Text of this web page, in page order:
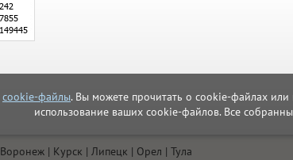
cookie-файлы. Вы можете прочитать о cookie-файлах или
использование ваших cookie-файлов. Все
Воронеж Курск Липецк Орел Тула